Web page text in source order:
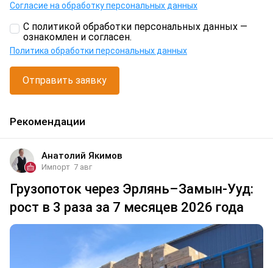
Согласие на обработку персональных данных
С политикой обработки персональных данных —
ознакомлен и согласен.
Политика обработки персональных данных
Отправить заявку
Рекомендации
Анатолий Якимов
Импорт 7 авг
Грузопоток через Эрлянь–Замын-Ууд:
рост в 3 раза за 7 месяцев 2026 года